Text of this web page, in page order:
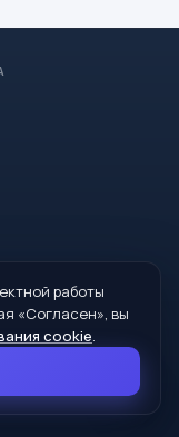
МО
ул. Кирова, дом 7
работы
«Согласен», вы
cookie.